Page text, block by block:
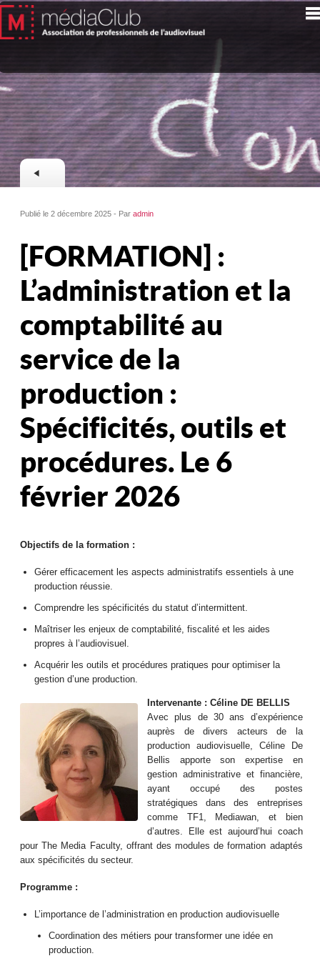
Publié le 2 décembre 2025 - Paradmin
[FORMATION] :
L’administration et la
comptabilité au
service de la
production :
Spécificités, outils et
procédures. Le 6
février 2026
Objectifs de la formation :
Gérer efficacement les aspects administratifs essentiels à une
production réussie.
Comprendre les spécificités du statut d’intermittent.
Maîtriser les enjeux de comptabilité, fiscalité et les aides
propres à l’audiovisuel.
Acquérir les outils et procédures pratiques pour optimiser la
gestion d’une production.
Intervenante : Céline DE BELLIS
Avec plus de 30 ans d’expérience
auprès de divers acteurs de la
production audiovisuelle, Céline De
Bellis apporte son expertise en
gestion administrative et financière,
ayant occupé des postes
stratégiques dans des entreprises
comme TF1, Mediawan, et bien
d’autres. Elle est aujourd’hui coach
pour The Media Faculty, offrant des modules de formation adaptés
aux spécificités du secteur.
Programme :
L’importance de l’administration en production audiovisuelle
Coordination des métiers pour transformer une idée en
production.